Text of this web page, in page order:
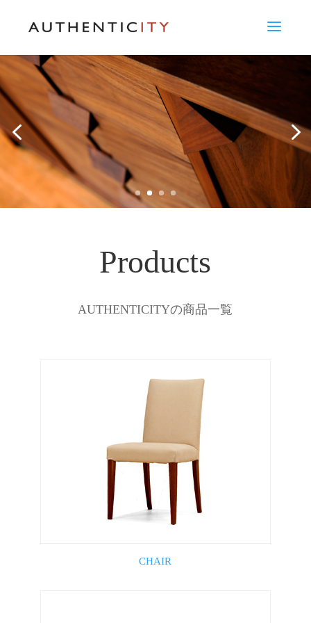
Products
AUTHENTICITYの商品一覧
CHAIR